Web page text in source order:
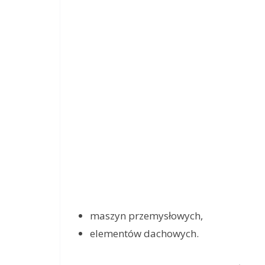
maszyn przemysłowych,
elementów dachowych.